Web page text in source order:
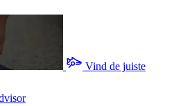
Vind de juiste